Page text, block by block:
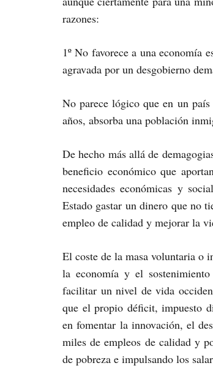
razones:
1º No favorece a una economía
agravada por un desgobierno
No parece lógico que en un
años, absorba una población
De hecho más allá de
beneficio económico que
necesidades económicas y
Estado gastar un dinero que no
empleo de calidad y mejorar la
El coste de la masa voluntaria o
la economía y el
facilitar un nivel de vida
que el propio déficit, impuesto
en fomentar la innovación, el
miles de empleos de calidad y
de pobreza e impulsando los